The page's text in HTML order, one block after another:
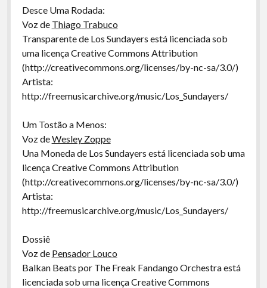
Desce Uma Rodada:
Voz de Thiago Trabuco
Transparente de Los Sundayers está licenciada sob
uma licença Creative Commons Attribution
(http://creativecommons.org/licenses/by-nc-sa/3.0/)
Artista:
http://freemusicarchive.org/music/Los_Sundayers/
Um Tostão a Menos:
Voz deWesley Zoppe
Una Moneda de Los Sundayers está licenciada sob uma
licença Creative Commons Attribution
(http://creativecommons.org/licenses/by-nc-sa/3.0/)
Artista:
http://freemusicarchive.org/music/Los_Sundayers/
Dossiê
Voz de Pensador Louco
Balkan Beats por The Freak Fandango Orchestra está
licenciada sob uma licença Creative Commons